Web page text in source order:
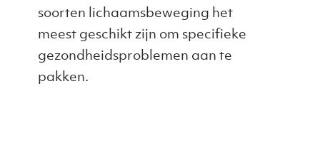
soorten lichaamsbeweging het
meest geschikt zijn om specifieke
gezondheidsproblemen aan te
pakken.